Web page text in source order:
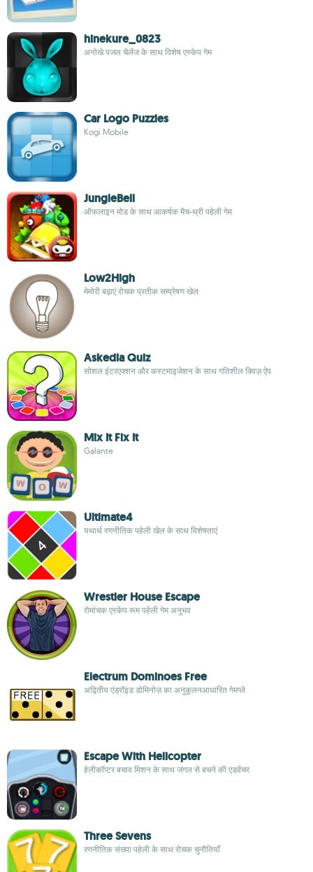
hinekure_0823
अनोखे पजल चैलेंज के साथ विशेष एस्केप गेम
Car Logo Puzzles
Kogi Mobile
JungleBell
ऑफलाइन मोड के साथ आकर्षक मैच-थ्री पहेली गेम
Low2High
मेमोरी बढ़ाएं रोचक प्रतीक सम्प्रेषण खेल
Askedia Quiz
सोशल इंटरएक्शन और कस्टमाइजेशन के साथ गतिशील क्विज़ ऐप
Mix It Fix It
Galante
Ultimate4
यथार्थ रणनीतिक पहेली खेल के साथ विशेषताएं
Wrestler House Escape
रोमांचक एस्केप रूम पहेली गेम अनुभव
Electrum Dominoes Free
अद्वितीय एंड्रॉइड डोमिनोज़ का अनुकूलनआधारित गेमप्ले
Escape With Helicopter
हेलीकॉप्टर बचाव मिशन के साथ जंगल से बचने की एडवेंचर
Three Sevens
रणनीतिक संख्या पहेली के साथ रोचक चुनौतियाँ